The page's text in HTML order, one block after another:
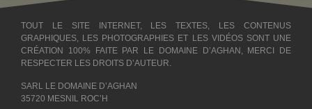
TOUT LE SITE INTERNET, LES TEXTES, LES CONTENUS
GRAPHIQUES, LES PHOTOGRAPHIES ET LES VIDÉOS SONT UNE
CRÉATION 100% FAITE PAR LE DOMAINE D’AGHAN, MERCI DE
RESPECTER LES DROITS D’AUTEUR.
SARL LE DOMAINE D’AGHAN
35720 MESNIL ROC’H